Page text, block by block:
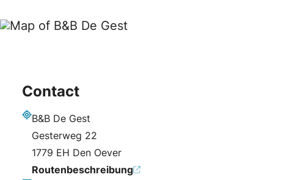
Contact
B&B De Gest
Gesterweg 22
1779 EH Den Oever
Routenbeschreibung